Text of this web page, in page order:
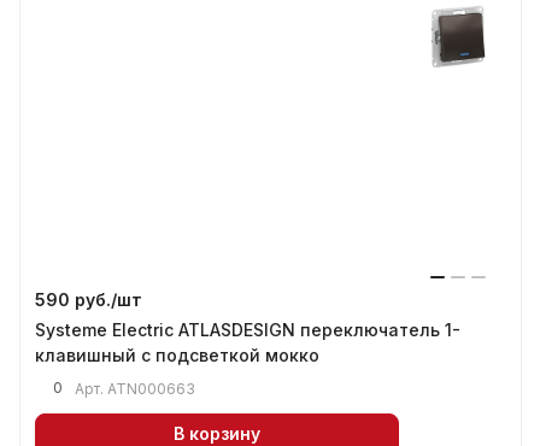
590 руб./шт
Systeme Electric ATLASDESIGN переключатель 1-
клавишный с подсветкой мокко
0 Арт. ATN000663
В корзину